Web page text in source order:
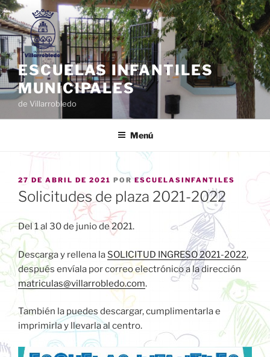
Saltar
al
contenido
ESCUELAS INFANTILES
MUNICIPALES
de Villarrobledo
Menú
PUBLICADO
EL
27 DE ABRIL DE 2021 PORESCUELASINFANTILES
Solicitudes de plaza 2021-2022
Del 1 al 30 de junio de 2021.
Descarga y rellena la SOLICITUD INGRESO 2021-2022,
después envíala por correo electrónico a la dirección
matriculas@villarrobledo.com.
También la puedes descargar, cumplimentarla e
imprimirla y llevarla al centro.